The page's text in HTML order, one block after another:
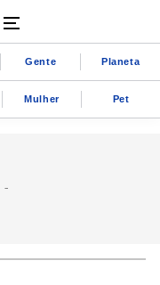
Gente Planeta
Mulher Pet